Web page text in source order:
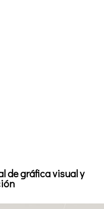
de gráfica visual y